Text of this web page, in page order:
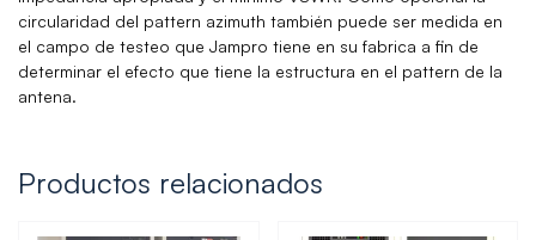
circularidad del pattern azimuth también puede ser medida en
el campo de testeo que Jampro tiene en su fabrica a fin de
determinar el efecto que tiene la estructura en el pattern de la
antena.
Productos relacionados